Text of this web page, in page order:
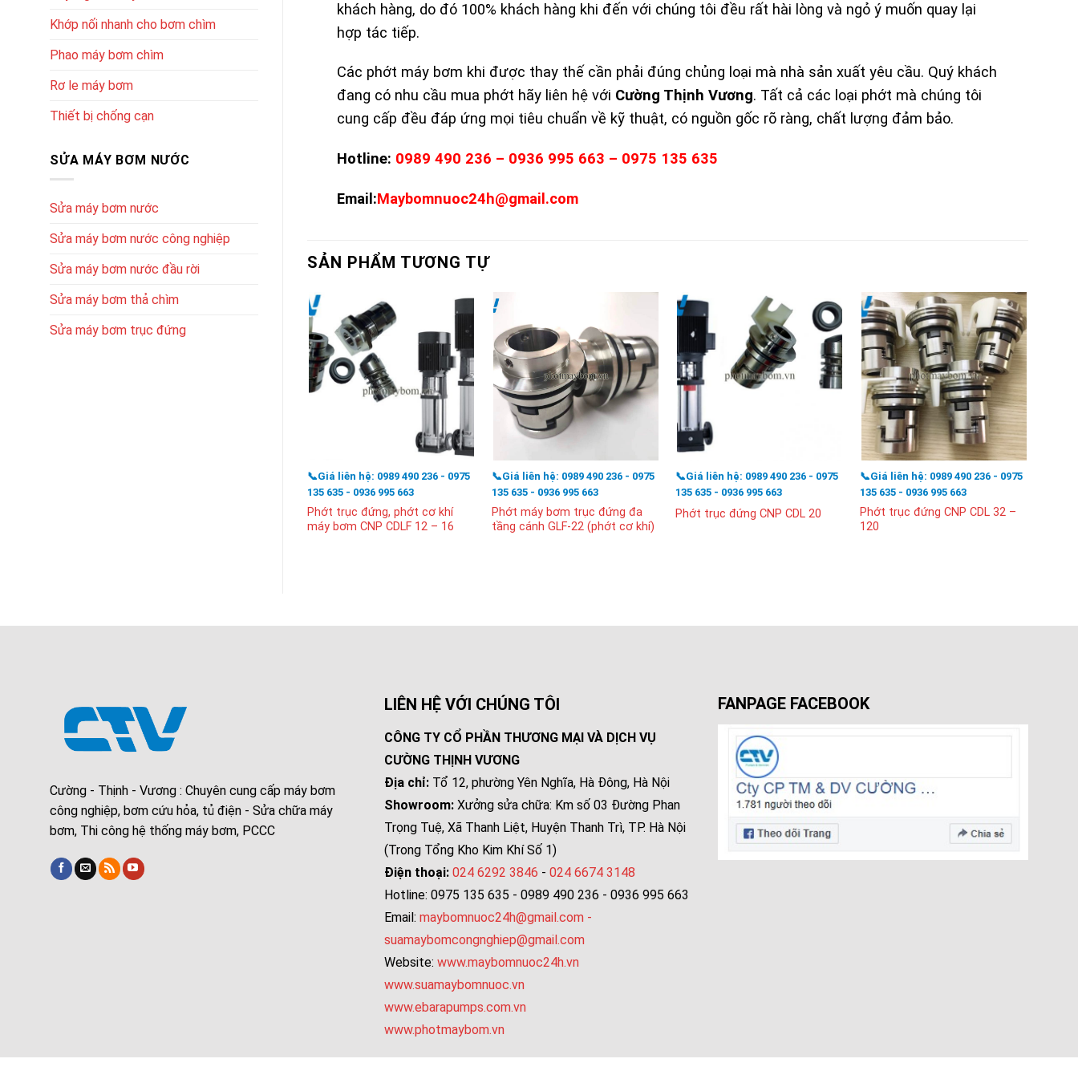
Khớp nối nhanh cho bơm chìm
Phao máy bơm chìm
Rơ le máy bơm
Thiết bị chống cạn
SỬA MÁY BƠM NƯỚC
Sửa máy bơm nước
Sửa máy bơm nước công nghiệp
Sửa máy bơm nước đầu rời
Sửa máy bơm thả chìm
Sửa máy bơm trục đứng
khách hàng, do đó 100% khách hàng khi đến với chúng tôi đều rất hài lòng và ngỏ ý muốn quay lại
hợp tác tiếp.
Các phớt máy bơm khi được thay thế cần phải đúng chủng loại mà nhà sản xuất yêu cầu. Quý khách
đang có nhu cầu mua phớt hãy liên hệ với Cường Thịnh Vương. Tất cả các loại phớt mà chúng tôi
cung cấp đều đáp ứng mọi tiêu chuẩn về kỹ thuật, có nguồn gốc rõ ràng, chất lượng đảm bảo.
Hotline: 0989 490 236 – 0936 995 663 – 0975 135 635
Email:Maybomnuoc24h@gmail.com
SẢN PHẨM TƯƠNG TỰ
📞Giá liên hệ: 0989 490 236 - 0975
135 635 - 0936 995 663
Phớt trục đứng, phớt cơ khí
máy bơm CNP CDLF 12 – 16
📞Giá liên hệ: 0989 490 236 - 0975
135 635 - 0936 995 663
Phớt máy bơm trục đứng đa
tầng cánh GLF-22 (phớt cơ khí)
📞Giá liên hệ: 0989 490 236 - 0975
135 635 - 0936 995 663
Phớt trục đứng CNP CDL 20
📞Giá liên hệ: 0989 490 236 - 0975
135 635 - 0936 995 663
Phớt trục đứng CNP CDL 32 –
120
Cường - Thịnh - Vương : Chuyên cung cấp máy bơm
công nghiệp, bơm cứu hỏa, tủ điện - Sửa chữa máy
bơm, Thi công hệ thống máy bơm, PCCC
LIÊN HỆ VỚI CHÚNG TÔI
CÔNG TY CỔ PHẦN THƯƠNG MẠI VÀ DỊCH VỤ
CƯỜNG THỊNH VƯƠNG
Địa chỉ:Tổ 12, phường Yên Nghĩa, Hà Đông, Hà Nội
Showroom:Xưởng sửa chữa: Km số 03 Đường Phan
Trọng Tuệ, Xã Thanh Liệt, Huyện Thanh Trì, TP. Hà Nội
(Trong Tổng Kho Kim Khí Số 1)
Điện thoại: 024 6292 3846 - 024 6674 3148
Hotline: 0975 135 635 - 0989 490 236 - 0936 995 663
Email: maybomnuoc24h@gmail.com -
suamaybomcongnghiep@gmail.com
Website: www.maybomnuoc24h.vn
www.suamaybomnuoc.vn
www.ebarapumps.com.vn
www.photmaybom.vn
FANPAGE FACEBOOK